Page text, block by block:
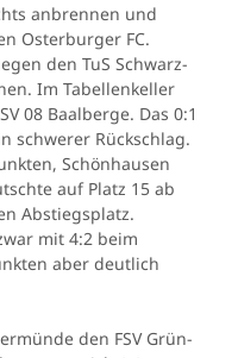
anbrennen und
Osterburger FC.
den TuS Schwarz-
Im Tabellenkeller
08 Baalberge. Das 0:1
schwerer Rückschlag.
Schönhausen
auf Platz 15 ab
Abstiegsplatz.
mit 4:2 beim
aber deutlich
den FSV Grün-